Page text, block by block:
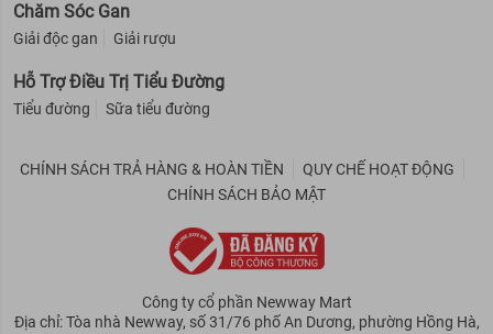
Chăm Sóc Gan
Giải độc gan Giải rượu
Hỗ Trợ Điều Trị Tiểu Đường
Tiểu đường Sữa tiểu đường
CHÍNH SÁCH TRẢ HÀNG & HOÀN TIỀN
QUY CHẾ HOẠT ĐỘNG
CHÍNH SÁCH BẢO MẬT
Công ty cổ phần Newway Mart
Địa chỉ: Tòa nhà Newway, số 31/76 phố An Dương, phường Hồng Hà,